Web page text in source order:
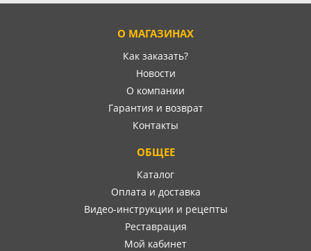
О МАГАЗИНАХ
Как заказать?
Новости
О компании
Гарантия и возврат
Контакты
ОБЩЕЕ
Каталог
Оплата и доставка
Видео-инструкции и рецепты
Реставрация
Мой кабинет